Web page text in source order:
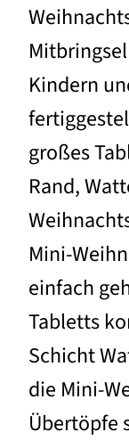
Kindern
großes
Rand,
Mini-
einfach
Tabletts
Schicht
die Mini-
Übertöpfe